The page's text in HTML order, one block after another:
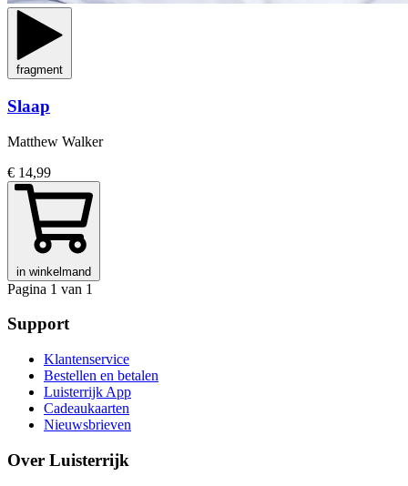
fragment
Slaap
Matthew Walker
€ 14,99
in winkelmand
Pagina 1 van 1
Support
Klantenservice
Bestellen en betalen
Luisterrijk App
Cadeaukaarten
Nieuwsbrieven
Over Luisterrijk